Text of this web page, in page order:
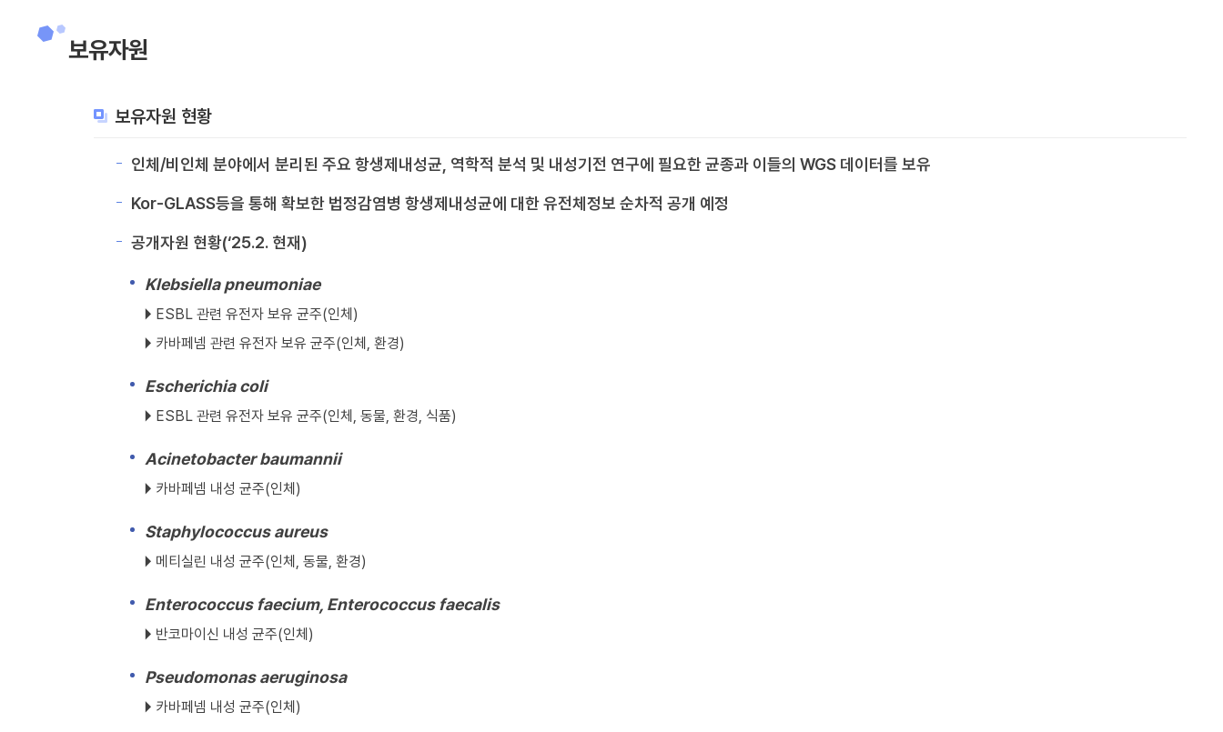
실물균주
약제내성연구과)
항생제
내성
보유자원
보유자원 현황
인체/비인체 분야에서 분리된 주요 항생제내성균, 역학적 분석 및 내성기전 연구에 필요한 균종과 이들의 WGS 데이터를 보유
Kor-GLASS등을 통해 확보한 법정감염병 항생제내성균에 대한 유전체정보 순차적 공개 예정
공개자원 현황(‘25.2. 현재)
Klebsiella pneumoniae
🞂 ESBL 관련 유전자 보유 균주(인체)
🞂 카바페넴 관련 유전자 보유 균주(인체, 환경)
Escherichia coli
🞂 ESBL 관련 유전자 보유 균주(인체, 동물, 환경, 식품)
Acinetobacter baumannii
🞂 카바페넴 내성 균주(인체)
Staphylococcus aureus
🞂 메티실린 내성 균주(인체, 동물, 환경)
Enterococcus faecium, Enterococcus faecalis
🞂 반코마이신 내성 균주(인체)
Pseudomonas aeruginosa
🞂 카바페넴 내성 균주(인체)